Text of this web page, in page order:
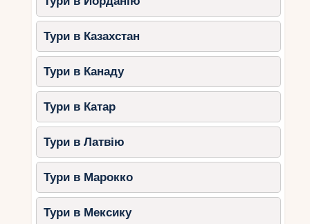
Тури в Казахстан
Тури в Канаду
Тури в Катар
Тури в Латвію
Тури в Марокко
Тури в Мексику